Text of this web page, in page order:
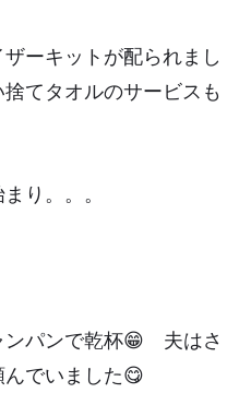
ーキットが配られまし
てタオルのサービスも
り。。。
ンパンで乾杯😁 夫はさ
んでいました😋